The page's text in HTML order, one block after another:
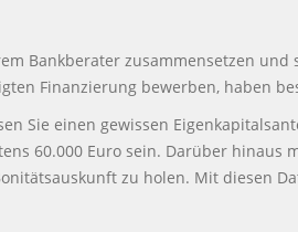
Bankberater zusammensetzen und
Finanzierung bewerben, haben
Sie einen gewissen
60.000 Euro sein. Darüber hinaus
zu holen. Mit diesen